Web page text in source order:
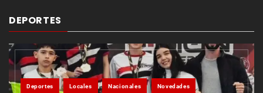
DEPORTES
Deportes Locales Nacionales Novedades